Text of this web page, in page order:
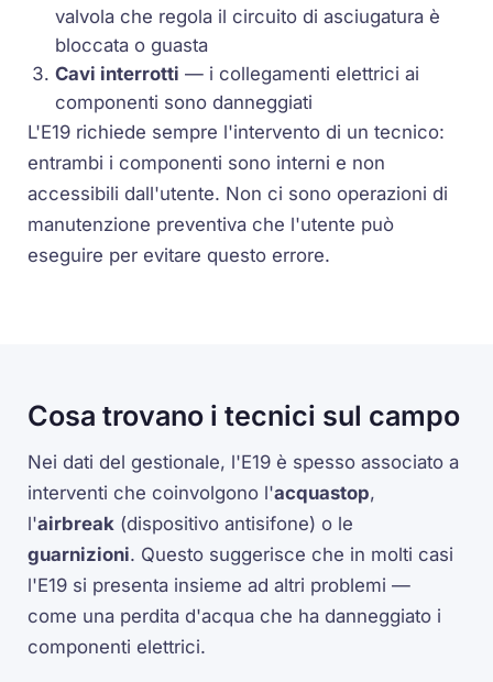
valvola che regola il circuito di asciugatura è
bloccata o guasta
Cavi interrotti — i collegamenti elettrici ai
componenti sono danneggiati
L'E19 richiede sempre l'intervento di un tecnico:
entrambi i componenti sono interni e non
accessibili dall'utente. Non ci sono operazioni di
manutenzione preventiva che l'utente può
eseguire per evitare questo errore.
Cosa trovano i tecnici sul campo
Nei dati del gestionale, l'E19 è spesso associato a
interventi che coinvolgono l'acquastop,
l'airbreak (dispositivo antisifone) o le
guarnizioni. Questo suggerisce che in molti casi
l'E19 si presenta insieme ad altri problemi —
come una perdita d'acqua che ha danneggiato i
componenti elettrici.